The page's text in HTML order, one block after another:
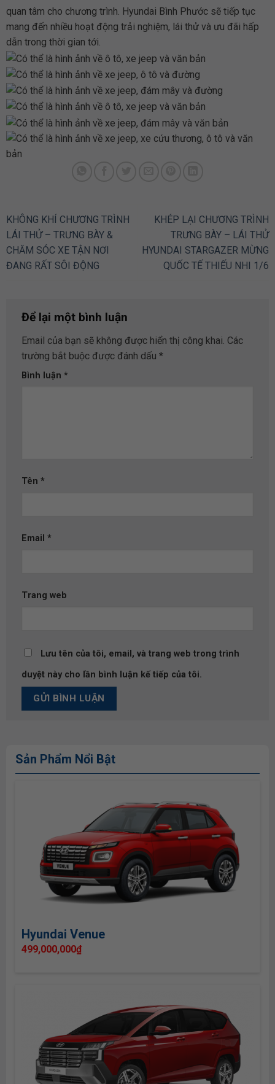
quan tâm cho chương trình. Hyundai Bình Phước sẽ tiếp tục
mang đến nhiều hoạt động trải nghiệm, lái thử và ưu đãi hấp
dẫn trong thời gian tới.
KHÔNG KHÍ CHƯƠNG TRÌNH
LÁI THỬ – TRƯNG BÀY &
CHĂM SÓC XE TẬN NƠI
ĐANG RẤT SÔI ĐỘNG
KHÉP LẠI CHƯƠNG TRÌNH
TRƯNG BÀY – LÁI THỬ
HYUNDAI STARGAZER MỪNG
QUỐC TẾ THIẾU NHI 1/6
Để lại một bình luận
Email của bạn sẽ không được hiển thị công khai. Các
trường bắt buộc được đánh dấu *
Bình luận *
Tên *
Email *
Trang web
Lưu tên của tôi, email, và trang web trong trình
duyệt này cho lần bình luận kế tiếp của tôi.
Sản Phẩm Nổi Bật
Hyundai Venue
499,000,000₫